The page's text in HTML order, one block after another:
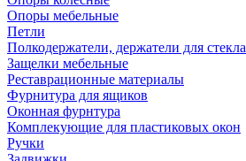
Опоры мебельные
Петли
Полкодержатели, держатели для стекла
Защелки мебельные
Реставрационные материалы
Фурнитура для ящиков
Оконная фурнтура
Комплекующие для пластиковых окон
Ручки